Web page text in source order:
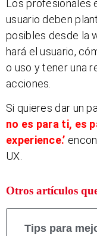
Los profesionales
usuario deben
posibles desde la
hará el usuario,
o uso y tener una
acciones.
Si quieres dar un
no es para ti, es
experience.’
UX.
Otros artículos
Tips para